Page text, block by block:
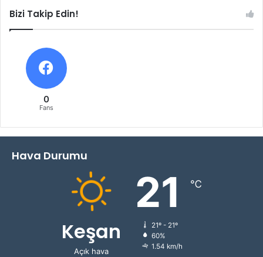
Bizi Takip Edin!
0
Fans
Hava Durumu
Keşan
Açık hava
21 ℃
21º - 21º
60%
1.54 km/h